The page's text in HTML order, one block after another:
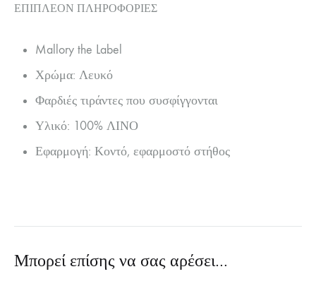
ΕΠΙΠΛΈΟΝ ΠΛΗΡΟΦΟΡΊΕΣ
Mallory the Label
Χρώμα: Λευκό
Φαρδιές τιράντες που συσφίγγονται
Υλικό: 100% ΛΙΝΟ
Εφαρμογή: Κοντό, εφαρμοστό στήθος
Μπορεί επίσης να σας αρέσει…